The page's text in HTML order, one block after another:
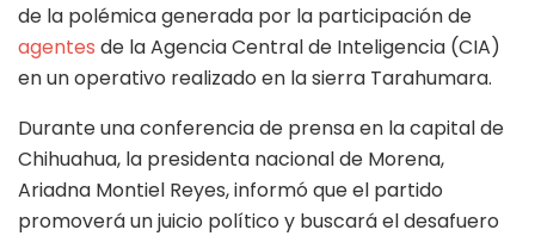
de la polémica generada por la participación de
agentes de la Agencia Central de Inteligencia (CIA)
en un operativo realizado en la sierra Tarahumara.
Durante una conferencia de prensa en la capital de
Chihuahua, la presidenta nacional de Morena,
Ariadna Montiel Reyes, informó que el partido
promoverá un juicio político y buscará el desafuero